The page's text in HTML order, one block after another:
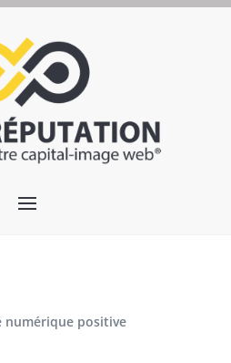
numérique positive